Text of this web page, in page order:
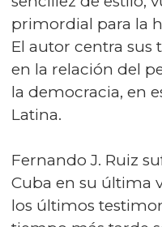
primordial para la
El autor centra sus
en la relación del
la democracia, en
Latina.
Fernando J. Ruiz
Cuba en su última
los últimos